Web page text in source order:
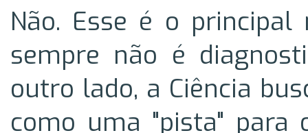
Não. Esse é o
sempre não é
outro lado, a Ciência
como uma "pista" para